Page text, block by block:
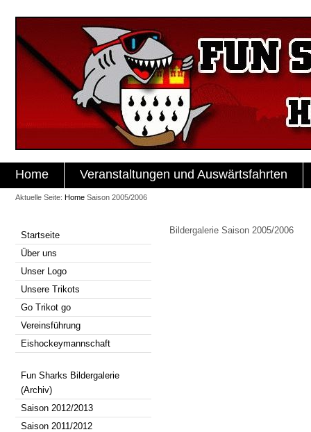
Home Veranstaltungen und Auswärtsfahrten
Aktuelle Seite: Home Saison 2005/2006
Startseite
Über uns
Unser Logo
Unsere Trikots
Go Trikot go
Vereinsführung
Eishockeymannschaft
Fun Sharks Bildergalerie
(Archiv)
Saison 2012/2013
Saison 2011/2012
Bildergalerie Saison 2005/2006